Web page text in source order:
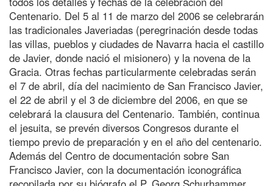
Centenario. Del 5 al 11 de marzo del 2006 se celebrarán
las tradicionales Javeriadas (peregrinación desde todas
las villas, pueblos y ciudades de Navarra hacia el castillo
de Javier, donde nació el misionero) y la novena de la
Gracia. Otras fechas particularmente celebradas serán
el 7 de abril, día del nacimiento de San Francisco Javier,
el 22 de abril y el 3 de diciembre del 2006, en que se
celebrará la clausura del Centenario. También, continua
el jesuita, se prevén diversos Congresos durante el
tiempo previo de preparación y en el año del centenario.
Además del Centro de documentación sobre San
Francisco Javier, con la documentación iconográfica